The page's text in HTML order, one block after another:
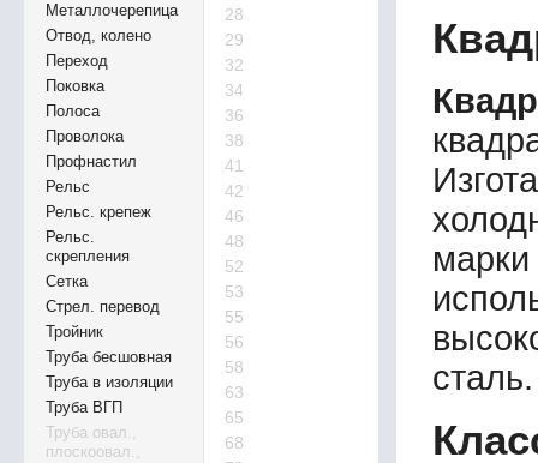
Металлочерепица
Отвод, колено
Переход
Поковка
Полоса
Проволока
Профнастил
Рельс
Рельс. крепеж
Рельс.
скрепления
Сетка
Стрел. перевод
Тройник
Труба бесшовная
Труба в изоляции
Труба ВГП
Труба овал.,
плоскоовал.,
28
29
32
34
36
38
41
42
46
48
52
53
55
56
58
63
65
68
сталь.